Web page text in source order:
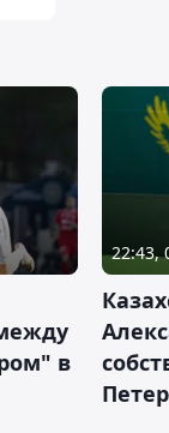
в
22:43,